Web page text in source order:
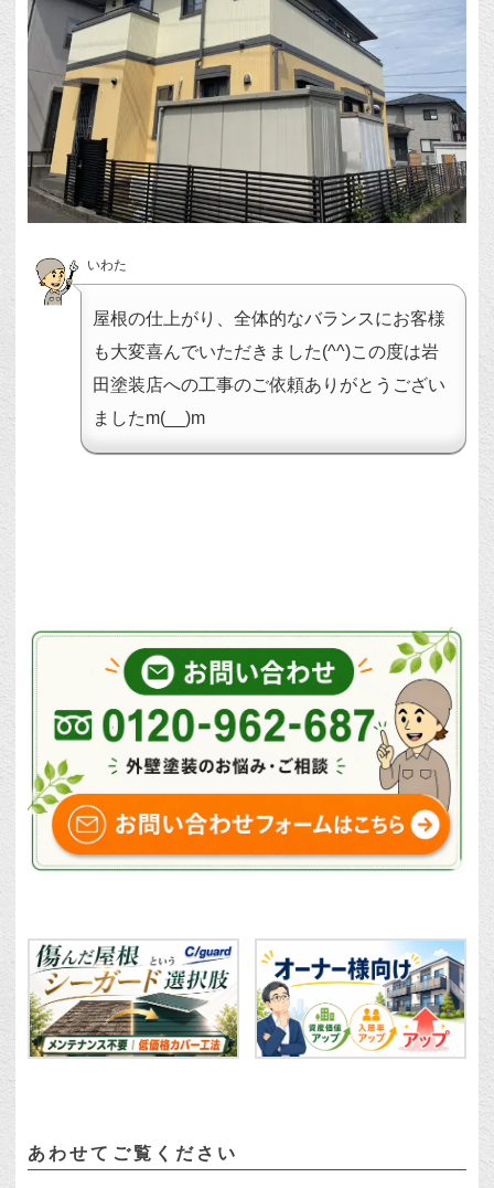
いわた
屋根の仕上がり、全体的なバランスにお客様
も大変喜んでいただきました(^^)この度は岩
田塗装店への工事のご依頼ありがとうござい
ましたm(__)m
あわせてご覧ください